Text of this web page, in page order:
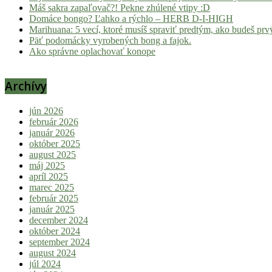
Máš sakra zapaľovač?! Pekne zhúlené vtipy :D
Domáce bongo? Ľahko a rýchlo – HERB D-I-HIGH
Marihuana: 5 vecí, ktoré musíš spraviť predtým, ako budeš
Päť podomácky vyrobených bong a fajok.
Ako správne oplachovať konope
Archívy
jún 2026
február 2026
január 2026
október 2025
august 2025
máj 2025
apríl 2025
marec 2025
február 2025
január 2025
december 2024
október 2024
september 2024
august 2024
júl 2024